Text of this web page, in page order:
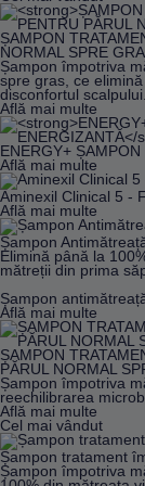
În general,
de a duce la
urmezi un
greșit, pot
Căderea
afectate;
Infecții fungice
Modificarea
Rutine pentru
Dacă ai primit
important să
îndepărta
recomandat de
tratamente pot fi
Tratamente
către medicul
În funcție de
recomandări de
amelioreze
includ
În general,
de timp,
subția.
Dacă aceste
ȘAMPON
NORMAL SPRE
Șampon împotriva
spre gras, ce
disconfortul scalpului.
Află mai multe
ENERGY+
Află mai multe
Aminexil Clinical 5 -
Află mai multe
Șampon
Elimină până la
mătreții din prima
Șampon
Află mai multe
ȘAMPON
PĂRUL NORMAL
Șampon împotriva
reechilibrarea
Află mai multe
Cel mai vândut
Șampon tratament
Șampon împotriva